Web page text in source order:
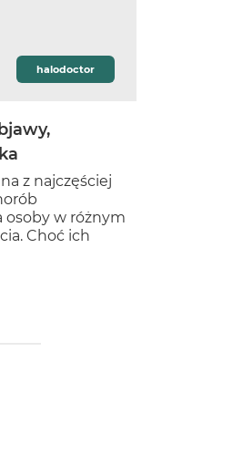
halodoctor
z najczęściej
osoby w różnym
Choć ich